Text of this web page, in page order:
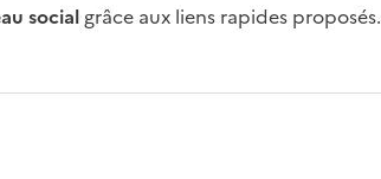
socialgrâce aux liens rapides proposés.